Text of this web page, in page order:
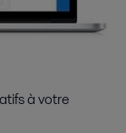
à votre